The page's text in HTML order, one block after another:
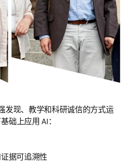
发现、教学和科研诚信的方式运
础上应用 AI：
据可追溯性